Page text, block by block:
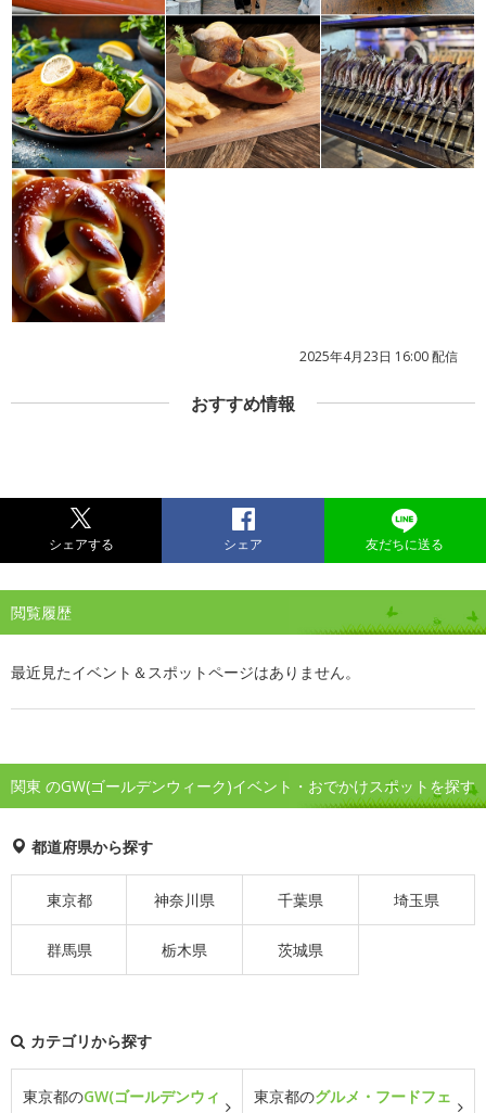
2025年4月23日 16:00 配信
おすすめ情報
シェアする シェア 友だちに送る
閲覧履歴
最近見たイベント＆スポットページはありません。
関東 のGW(ゴールデンウィーク)イベント・おでかけスポットを探す
都道府県から探す
東京都 神奈川県 千葉県 埼玉県
群馬県 栃木県 茨城県
カテゴリから探す
東京都のGW(ゴールデンウィ
東京都のグルメ・フードフェ